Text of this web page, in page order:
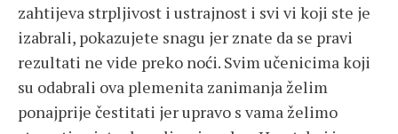
zahtijeva strpljivost i ustrajnost i svi vi koji ste je
izabrali, pokazujete snagu jer znate da se pravi
rezultati ne vide preko noći. Svim učenicima koji
su odabrali ova plemenita zanimanja želim
ponajprije čestitati jer upravo s vama želimo